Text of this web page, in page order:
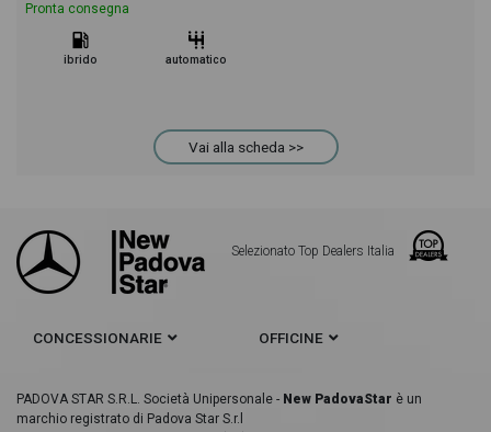
Pronta consegna
ibrido automatico
Vai alla scheda >>
Selezionato Top Dealers Italia
CONCESSIONARIE OFFICINE
PADOVA STAR S.R.L. Società Unipersonale - New PadovaStar è un
marchio registrato di Padova Star S.r.l